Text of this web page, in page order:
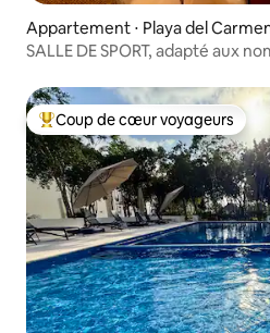
Appartement ⋅ Playa del
SALLE DE SPORT, adapté aux
Coups de cœur voyageurs les
Coup de cœur voyageurs